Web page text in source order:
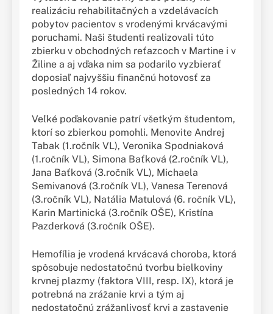
realizáciu rehabilitačných a vzdelávacích
pobytov pacientov s vrodenými krvácavými
poruchami. Naši študenti realizovali túto
zbierku v obchodných reťazcoch v Martine i v
Žiline a aj vďaka nim sa podarilo vyzbierať
doposiaľ najvyššiu finančnú hotovosť za
posledných 14 rokov.
Veľké poďakovanie patrí všetkým študentom,
ktorí so zbierkou pomohli. Menovite Andrej
Tabak (1.ročník VL), Veronika Spodniaková
(1.ročník VL), Simona Baťková (2.ročník VL),
Jana Baťková (3.ročník VL), Michaela
Semivanová (3.ročník VL), Vanesa Terenová
(3.ročník VL), Natália Matulová (6. ročník VL),
Karin Martinická (3.ročník OŠE), Kristína
Pazderková (3.ročník OŠE).
Hemofília je vrodená krvácavá choroba, ktorá
spôsobuje nedostatočnú tvorbu bielkoviny
krvnej plazmy (faktora VIII, resp. IX), ktorá je
potrebná na zrážanie krvi a tým aj
nedostatočnú zrážanlivosť krvi a zastavenie